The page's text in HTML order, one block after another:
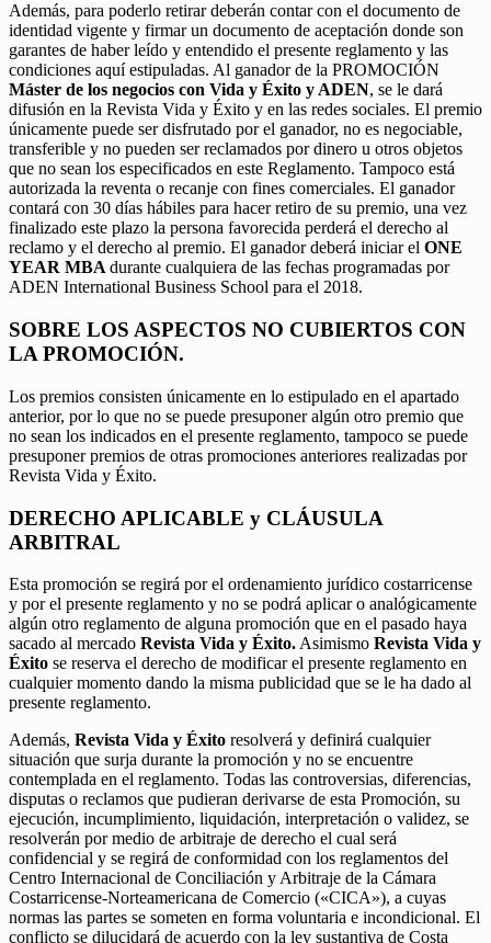
Además, para poderlo retirar deberán contar con el documento de
identidad vigente y firmar un documento de aceptación donde son
garantes de haber leído y entendido el presente reglamento y las
condiciones aquí estipuladas. Al ganador de la PROMOCIÓN
Máster de los negocios con Vida y Éxito y ADEN, se le dará
difusión en la Revista Vida y Éxito y en las redes sociales. El premio
únicamente puede ser disfrutado por el ganador, no es negociable,
transferible y no pueden ser reclamados por dinero u otros objetos
que no sean los especificados en este Reglamento. Tampoco está
autorizada la reventa o recanje con fines comerciales. El ganador
contará con 30 días hábiles para hacer retiro de su premio, una vez
finalizado este plazo la persona favorecida perderá el derecho al
reclamo y el derecho al premio. El ganador deberá iniciar el ONE
YEAR MBA durante cualquiera de las fechas programadas por
ADEN International Business School para el 2018.
SOBRE LOS ASPECTOS NO CUBIERTOS CON
LA PROMOCIÓN.
Los premios consisten únicamente en lo estipulado en el apartado
anterior, por lo que no se puede presuponer algún otro premio que
no sean los indicados en el presente reglamento, tampoco se puede
presuponer premios de otras promociones anteriores realizadas por
Revista Vida y Éxito.
DERECHO APLICABLE y CLÁUSULA
ARBITRAL
Esta promoción se regirá por el ordenamiento jurídico costarricense
y por el presente reglamento y no se podrá aplicar o analógicamente
algún otro reglamento de alguna promoción que en el pasado haya
sacado al mercado Revista Vida y Éxito. Asimismo Revista Vida y
Éxito se reserva el derecho de modificar el presente reglamento en
cualquier momento dando la misma publicidad que se le ha dado al
presente reglamento.
Además, Revista Vida y Éxito resolverá y definirá cualquier
situación que surja durante la promoción y no se encuentre
contemplada en el reglamento. Todas las controversias, diferencias,
disputas o reclamos que pudieran derivarse de esta Promoción, su
ejecución, incumplimiento, liquidación, interpretación o validez, se
resolverán por medio de arbitraje de derecho el cual será
confidencial y se regirá de conformidad con los reglamentos del
Centro Internacional de Conciliación y Arbitraje de la Cámara
Costarricense-Norteamericana de Comercio («CICA»), a cuyas
normas las partes se someten en forma voluntaria e incondicional. El
conflicto se dilucidará de acuerdo con la ley sustantiva de Costa